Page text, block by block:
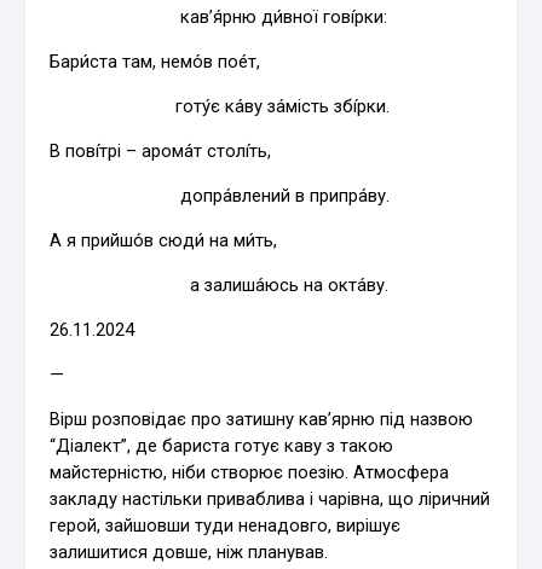
кав’я́рню ди́вної гові́рки:
Бари́ста там, немо́в пое́т,
готу́є ка́ву за́мість збі́рки.
В пові́трі – арома́т столі́ть,
допра́влений в припра́ву.
А я прийшо́в сюди́ на ми́ть,
а залиша́юсь на окта́ву.
26.11.2024
—
Вірш розповідає про затишну кав’ярню під назвою
“Діалект”, де бариста готує каву з такою
майстерністю, ніби створює поезію. Атмосфера
закладу настільки приваблива і чарівна, що ліричний
герой, зайшовши туди ненадовго, вирішує
залишитися довше, ніж планував.